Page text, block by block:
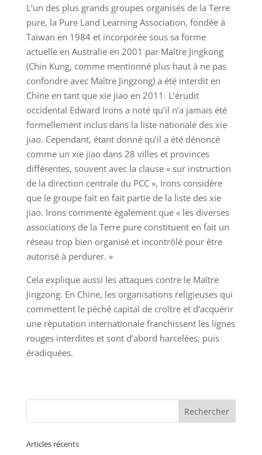
L’un des plus grands groupes organisés de la Terre
pure, la Pure Land Learning Association, fondée à
Taïwan en 1984 et incorporée sous sa forme
actuelle en Australie en 2001 par Maître Jingkong
(Chin Kung, comme mentionné plus haut à ne pas
confondre avec Maître Jingzong) a été interdit en
Chine en tant que xie jiao en 2011. L’érudit
occidental Edward Irons a noté qu’il n’a jamais été
formellement inclus dans la liste nationale des xie
jiao. Cependant, étant donné qu’il a été dénoncé
comme un xie jiao dans 28 villes et provinces
différentes, souvent avec la clause « sur instruction
de la direction centrale du PCC », Irons considère
que le groupe fait en fait partie de la liste des xie
jiao. Irons commente également que « les diverses
associations de la Terre pure constituent en fait un
réseau trop bien organisé et incontrôlé pour être
autorisé à perdurer. »
Cela explique aussi les attaques contre le Maître
Jingzong. En Chine, les organisations religieuses qui
commettent le péché capital de croître et d’acquérir
une réputation internationale franchissent les lignes
rouges interdites et sont d’abord harcelées, puis
éradiquées.
Articles récents